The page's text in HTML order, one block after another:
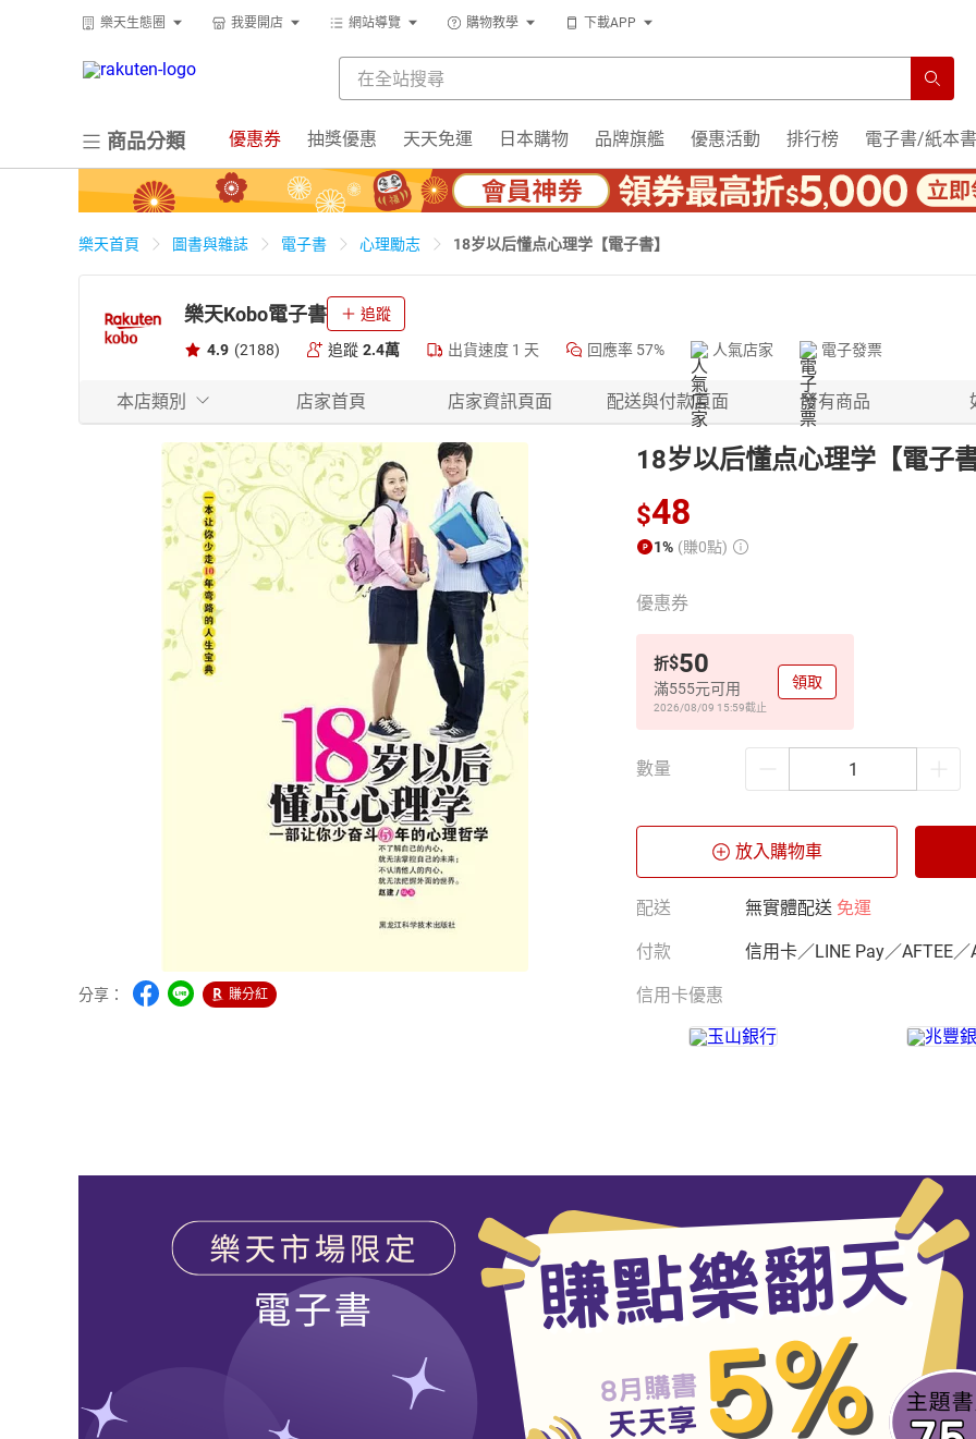
樂天生態圈 我要開店 網站導覽 購物教學 下載APP
商品分類 優惠券 抽獎優惠 天天免運 日本購物 品牌旗艦 優惠活動 排行榜 電子書/紙本書
樂天首頁 圖書與雜誌 電子書 心理勵志 18岁以后懂点心理学【電子書】
樂天Kobo電子書 追蹤
4.9 (2188) 追蹤 2.4萬 出貨速度 1 天 回應率 57% 人氣店家 電子發票
本店類別 店家首頁 店家資訊頁面 配送與付款頁面 所有商品
分享： 賺分紅
18岁以后懂点心理学【電子
$48
1% (賺0點)
優惠券
折$50
滿555元可用
2026/08/09 15:59截止
領取
數量
放入購物車
配送 無實體配送 免運
付款 信用卡／LINE Pay／AFTEE／
信用卡優惠